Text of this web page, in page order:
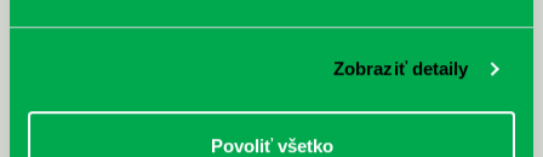
Zobraziť detaily
Povoliť všetko